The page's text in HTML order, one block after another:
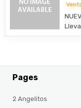
Pages
2 Angelitos